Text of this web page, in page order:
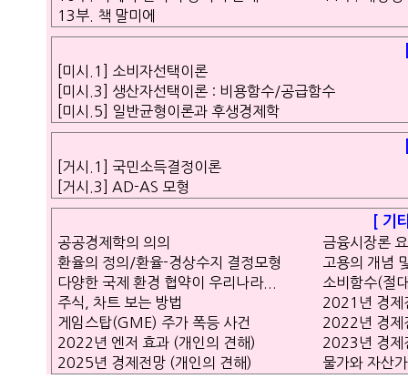
13부. 책 말미에
[미시.1] 소비자선택이론
[미시.3] 생산자선택이론 : 비용함수/공급함수
[미시.5] 일반균형이론과 후생경제학
[거시.1] 국민소득결정이론
[거시.3] AD-AS 모형
[ 기
공공경제학의 의의
금융시장론
환율의 정의/환율-경상수지 결정모형
고용의 개념
다양한 국제 환경 협약이 우리나라...
소비함수(절
주식, 차트 보는 방법
2021년 경제
게임스탑(GME) 주가 폭등 사건
2022년 경제
2022년 엔저 효과 (개인의 견해)
2023년 경제
2025년 경제전망 (개인의 견해)
물가와 자산